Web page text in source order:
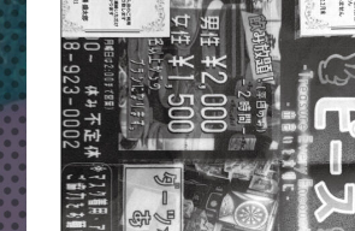
り
＆
ハ
ッ
ピ
ー